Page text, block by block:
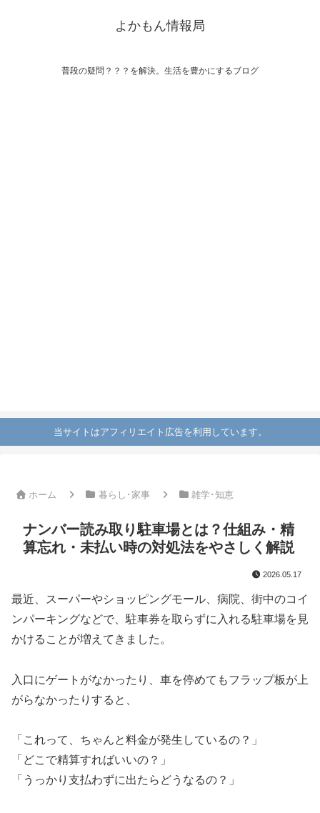
よかもん情報局
普段の疑問？？？を解決。生活を豊かにするブログ
当サイトはアフィリエイト広告を利用しています。
ホーム 暮らし･家事 雑学･知恵
ナンバー読み取り駐車場とは？仕組み・精
算忘れ・未払い時の対処法をやさしく解説
2026.05.17
最近、スーパーやショッピングモール、病院、街中のコイ
ンパーキングなどで、駐車券を取らずに入れる駐車場を見
かけることが増えてきました。
入口にゲートがなかったり、車を停めてもフラップ板が上
がらなかったりすると、
「これって、ちゃんと料金が発生しているの？」
「どこで精算すればいいの？」
「うっかり支払わずに出たらどうなるの？」